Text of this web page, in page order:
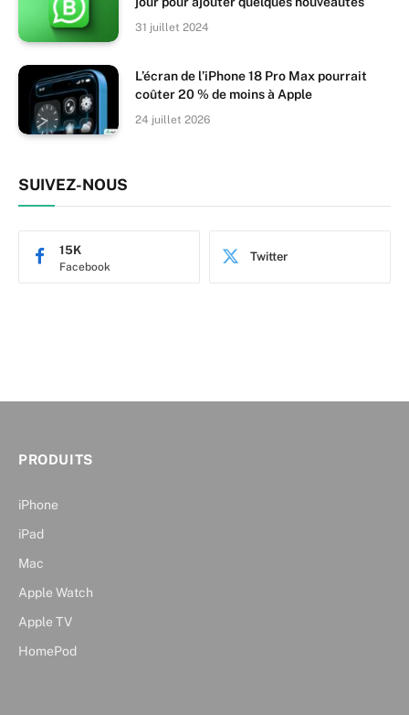
31 juillet 2024
L’écran de l’iPhone 18 Pro Max pourrait
coûter 20 % de moins à Apple
24 juillet 2026
SUIVEZ-NOUS
Facebook
15K Twitter
PRODUITS
iPhone
iPad
Mac
Apple Watch
Apple TV
HomePod